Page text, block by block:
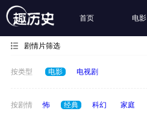
首页 电影
剧情片筛选
按类型 电影 电视剧
按剧情
冒险 恐怖 经典 科幻 家庭